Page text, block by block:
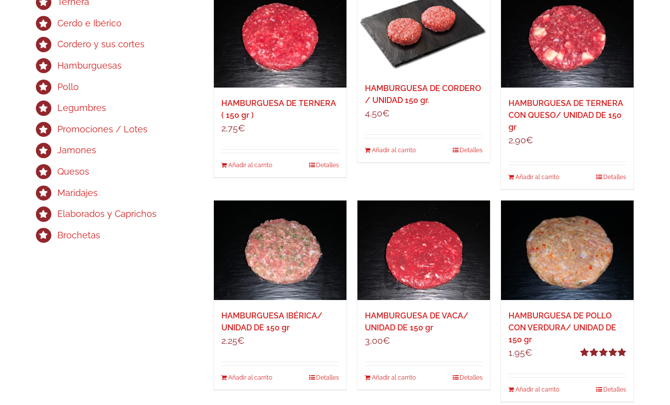
HAMBURGUESA DE TERNERA
( 150 gr )
2,75€
Añadir al carrito Detalles
HAMBURGUESA DE CORDERO
/ UNIDAD 150 gr.
4,50€
Añadir al carrito Detalles
HAMBURGUESA DE TERNERA
CON QUESO/ UNIDAD DE 150
gr
2,90€
Añadir al carrito Detalles
HAMBURGUESA IBÉRICA/
UNIDAD DE 150 gr
2,25€
Añadir al carrito Detalles
HAMBURGUESA DE VACA/
UNIDAD DE 150 gr
3,00€
Añadir al carrito Detalles
HAMBURGUESA DE POLLO
CON VERDURA/ UNIDAD DE
150 gr
1,95€
Añadir al carrito Detalles
Cerdo e Ibérico
Cordero y sus cortes
Hamburguesas
Pollo
Legumbres
Promociones / Lotes
Jamones
Quesos
Maridajes
Elaborados y Caprichos
Brochetas